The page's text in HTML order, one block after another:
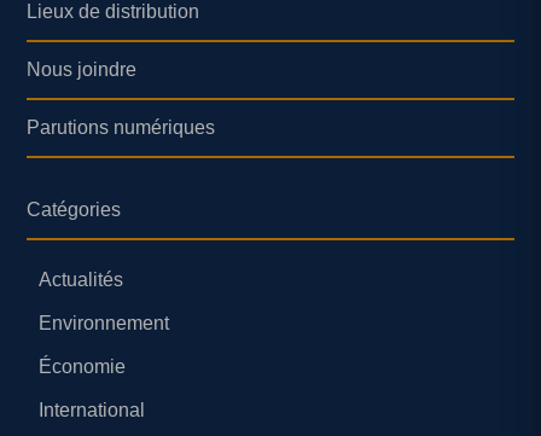
Lieux de distribution
Nous joindre
Parutions numériques
Catégories
Actualités
Environnement
Économie
International